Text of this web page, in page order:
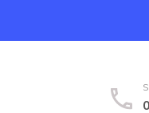
Tieng Anh, toan ban